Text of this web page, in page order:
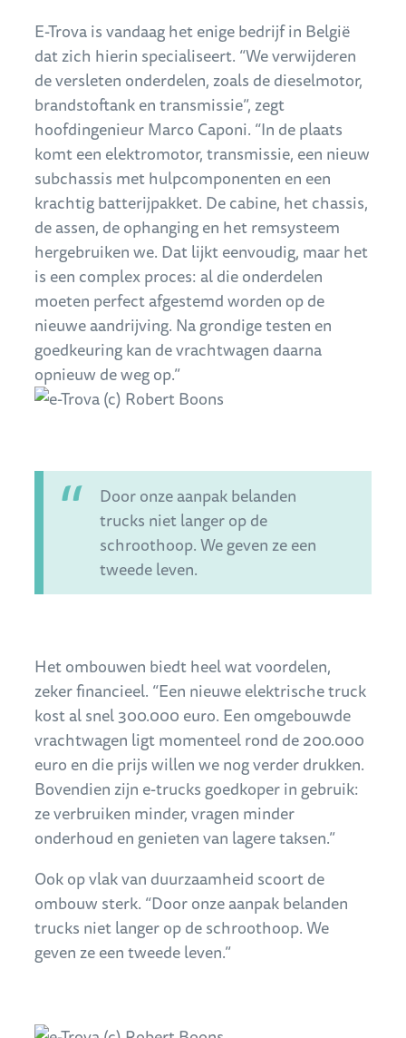
E-Trova is vandaag het enige bedrijf in België
dat zich hierin specialiseert. “We verwijderen
de versleten onderdelen, zoals de dieselmotor,
brandstoftank en transmissie”, zegt
hoofdingenieur Marco Caponi. “In de plaats
komt een elektromotor, transmissie, een nieuw
subchassis met hulpcomponenten en een
krachtig batterijpakket. De cabine, het chassis,
de assen, de ophanging en het remsysteem
hergebruiken we. Dat lijkt eenvoudig, maar het
is een complex proces: al die onderdelen
moeten perfect afgestemd worden op de
nieuwe aandrijving. Na grondige testen en
goedkeuring kan de vrachtwagen daarna
opnieuw de weg op.”
Door onze aanpak belanden
trucks niet langer op de
schroothoop. We geven ze een
tweede leven.
Het ombouwen biedt heel wat voordelen,
zeker financieel. “Een nieuwe elektrische truck
kost al snel 300.000 euro. Een omgebouwde
vrachtwagen ligt momenteel rond de 200.000
euro en die prijs willen we nog verder drukken.
Bovendien zijn e-trucks goedkoper in gebruik:
ze verbruiken minder, vragen minder
onderhoud en genieten van lagere taksen.”
Ook op vlak van duurzaamheid scoort de
ombouw sterk. “Door onze aanpak belanden
trucks niet langer op de schroothoop. We
geven ze een tweede leven.”